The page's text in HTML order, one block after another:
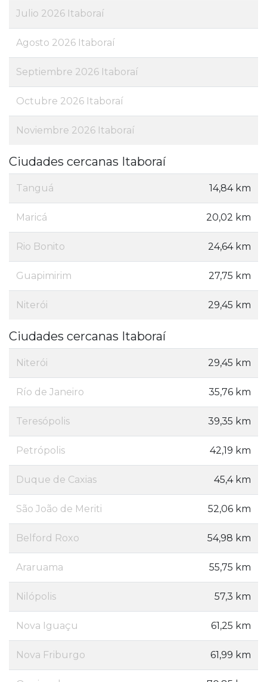
Julio 2026 Itaboraí
Agosto 2026 Itaboraí
Septiembre 2026 Itaboraí
Octubre 2026 Itaboraí
Noviembre 2026 Itaboraí
Ciudades cercanas Itaboraí
Tanguá 14,84 km
Maricá 20,02 km
Rio Bonito 24,64 km
Guapimirim 27,75 km
Niterói 29,45 km
Ciudades cercanas Itaboraí
Niterói 29,45 km
Río de Janeiro 35,76 km
Teresópolis 39,35 km
Petrópolis 42,19 km
Duque de Caxias 45,4 km
São João de Meriti 52,06 km
Belford Roxo 54,98 km
Araruama 55,75 km
Nilópolis 57,3 km
Nova Iguaçu 61,25 km
Nova Friburgo 61,99 km